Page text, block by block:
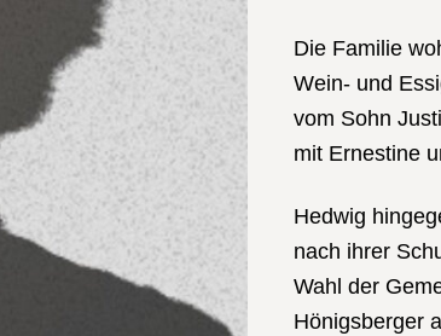
Die Familie
Wein- und
vom Sohn
mit Ernestine
Hedwig
nach ihrer
Wahl der
Hönigsberger